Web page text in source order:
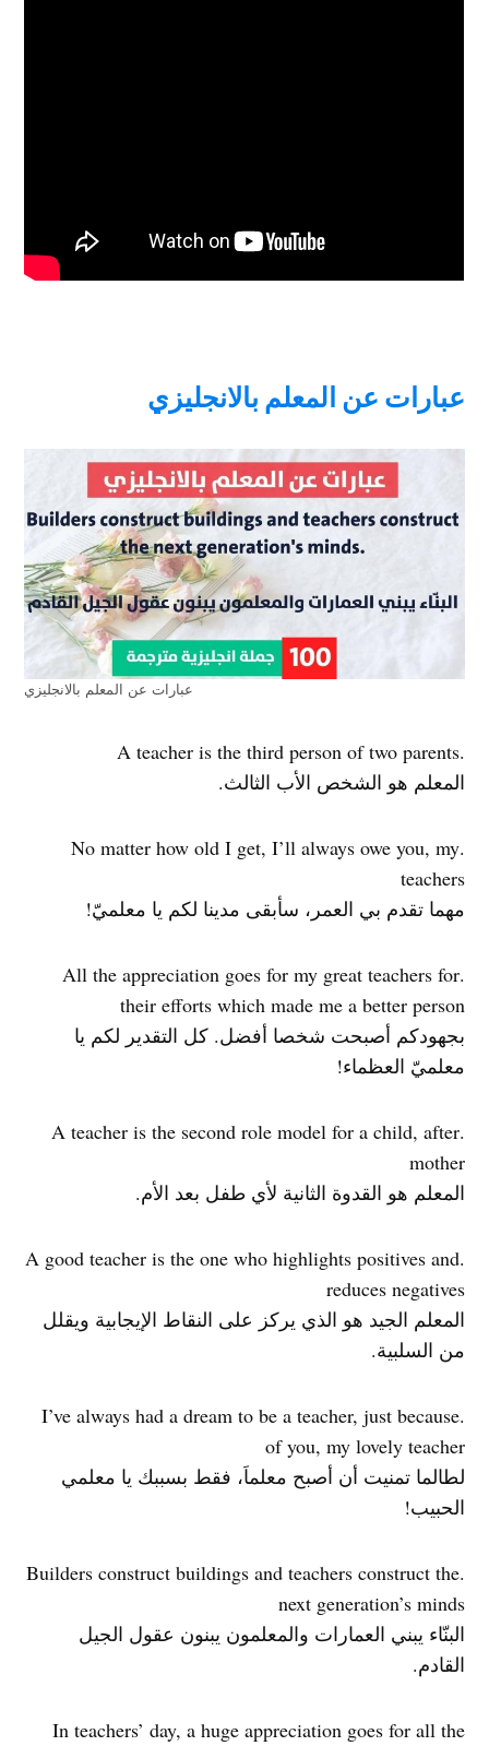
عبارات عن المعلم بالانجليزي
عبارات عن المعلم بالانجليزي
.A teacher is the third person of two parents
المعلم هو الشخص الأب الثالث.
.No matter how old I get, I’ll always owe you, my
teachers
مهما تقدم بي العمر، سأبقى مدينا لكم يا معلميّ!
.All the appreciation goes for my great teachers for
their efforts which made me a better person
بجهودكم أصبحت شخصا أفضل. كل التقدير لكم يا
معلميّ العظماء!
.A teacher is the second role model for a child, after
mother
المعلم هو القدوة الثانية لأي طفل بعد الأم.
.A good teacher is the one who highlights positives and
reduces negatives
المعلم الجيد هو الذي يركز على النقاط الإيجابية ويقلل
من السلبية.
.I’ve always had a dream to be a teacher, just because
of you, my lovely teacher
لطالما تمنيت أن أصبح معلماَ، فقط بسببك يا معلمي
الحبيب!
.Builders construct buildings and teachers construct the
next generation’s minds
البنّاء يبني العمارات والمعلمون يبنون عقول الجيل
القادم.
In teachers’ day, a huge appreciation goes for all the